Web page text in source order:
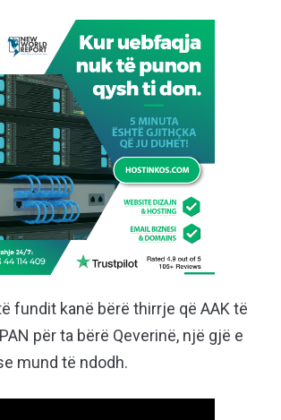
fundit kanë bërë thirrje që AAK të
për ta bërë Qeverinë, një gjë e
mund të ndodh.